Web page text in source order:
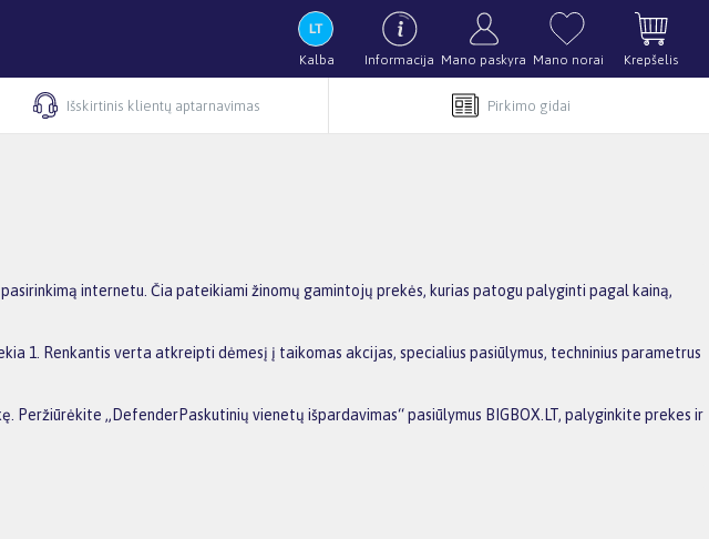
Kalba Informacija Mano paskyra Mano norai Krepšelis
Išskirtinis klientų aptarnavimas Pirkimo gidai
internetu. Čia pateikiami žinomų gamintojų prekės, kurias patogu palyginti pagal kainą,
1. Renkantis verta atkreipti dėmesį į taikomas akcijas, specialius pasiūlymus, techninius parametrus
„DefenderPaskutinių vienetų išpardavimas“ pasiūlymus BIGBOX.LT, palyginkite prekes ir